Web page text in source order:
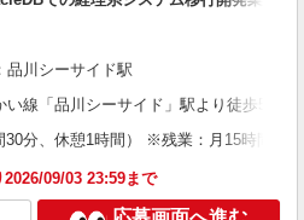
品川シーサイド駅
線「品川シーサイド」駅より徒歩5分
30分、休憩1時間） ※残業：月15時間程
09/03 23:59まで